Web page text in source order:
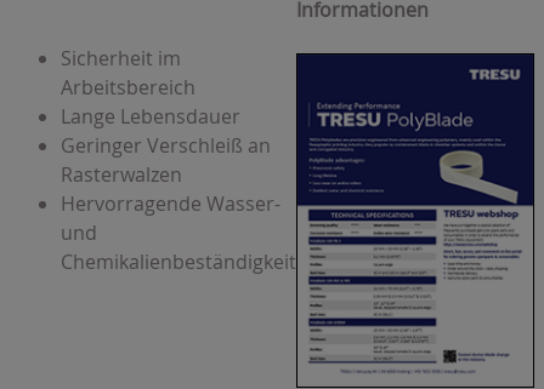
Informationen
Sicherheit im
Arbeitsbereich
Lange Lebensdauer
Geringer Verschleiß an
Rasterwalzen
Hervorragende Wasser-
und
Chemikalienbeständigkeit